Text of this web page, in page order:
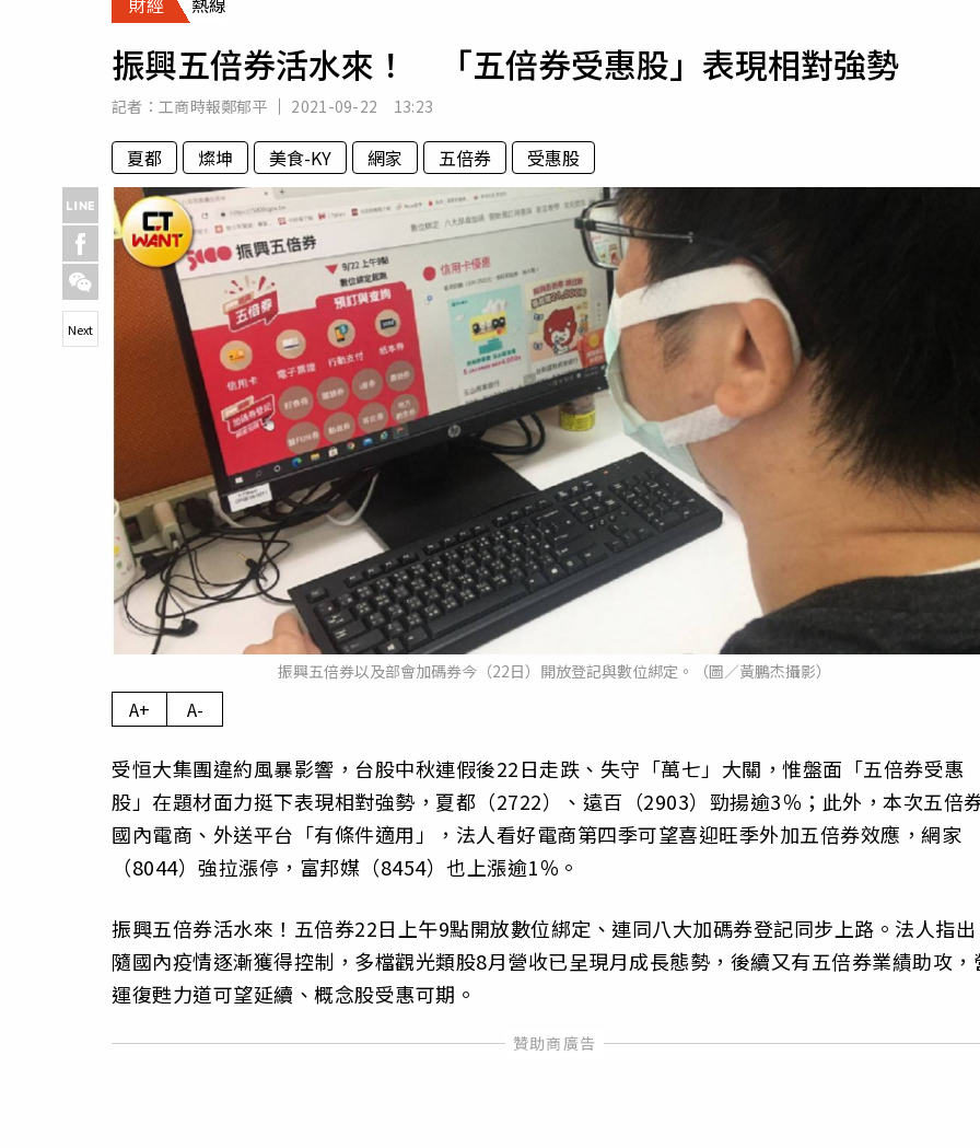
專欄
房產新勢力
運勢
振興五倍券活水來！ 「五倍券受惠股」表現相對強勢
記者： 工商時報鄭郁平 2021-09-22 13:23
夏都 燦坤 美食-KY 網家 五倍券 受惠股
振興五倍券以及部會加碼券今（22日）開放登記與數位綁定。（圖／黃鵬杰攝影）
Next
A+ A-
受恒大集團違約風暴影響，台股中秋連假後22日走跌、失守「萬七」大關，惟盤面「五倍券受惠
股」在題材面力挺下表現相對強勢，夏都（2722）、遠百（2903）勁揚逾3％；此外，本次五倍
國內電商、外送平台「有條件適用」，法人看好電商第四季可望喜迎旺季外加五倍券效應，網家
（8044）強拉漲停，富邦媒（8454）也上漲逾1％。
振興五倍券活水來！五倍券22日上午9點開放數位綁定、連同八大加碼券登記同步上路。法人指
隨國內疫情逐漸獲得控制，多檔觀光類股8月營收已呈現月成長態勢，後續又有五倍券業績助攻，
運復甦力道可望延續、概念股受惠可期。